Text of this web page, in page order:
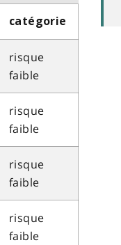
catégorie
risque
faible
risque
faible
risque
faible
risque
faible